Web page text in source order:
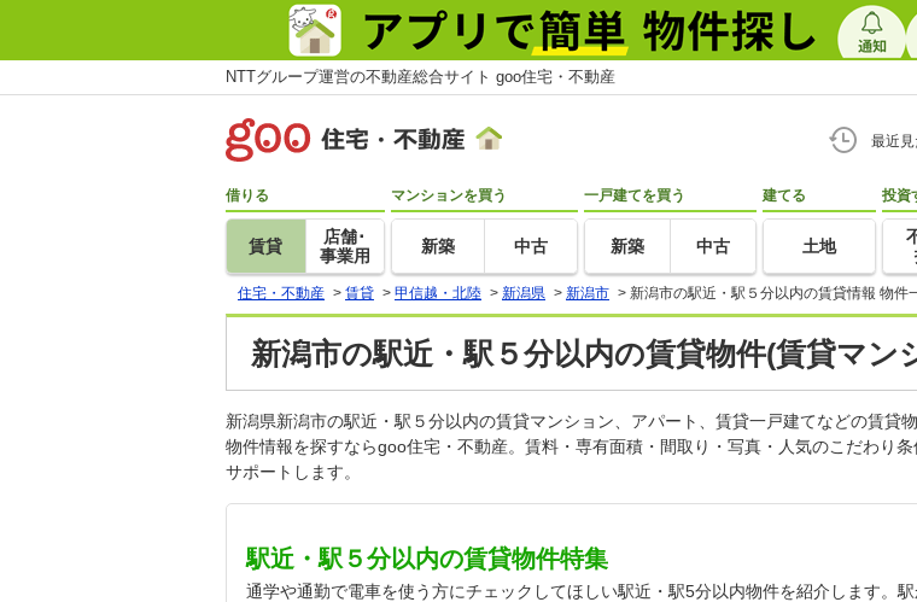
NTTグループ運営の不動産総合サイト goo住宅・不動産
最近
借りる
賃貸
店舗･
事業用
マンションを買う
新築 中古
一戸建てを買う
新築 中古
建てる
土地
投資
住宅・不動産 > 賃貸 > 甲信越・北陸 > 新潟県 > 新潟市 > 新潟市の駅近・駅５分以内の賃貸情報 物件
新潟市の駅近・駅５分以内の賃貸物件(賃貸マ
新潟県新潟市の駅近・駅５分以内の賃貸マンション、アパート、賃貸一戸建てなどの賃貸
物件情報を探すならgoo住宅・不動産。賃料・専有面積・間取り・写真・人気のこだわり
サポートします。
駅近・駅５分以内の賃貸物件特集
通学や通勤で電車を使う方にチェックしてほしい駅近・駅5分以内物件を紹介します。